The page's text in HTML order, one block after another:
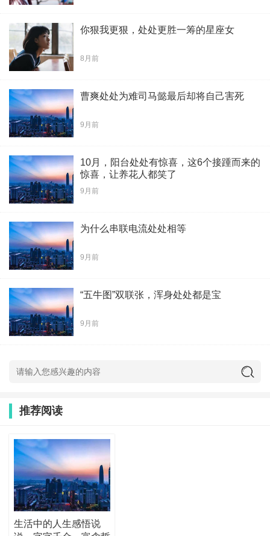
你狠我更狠，处处更胜一筹的星座女
8月前
曹爽处处为难司马懿最后却将自己害死
9月前
10月，阳台处处有惊喜，这6个接踵而来的
惊喜，让养花人都笑了
9月前
为什么串联电流处处相等
9月前
“五牛图”双联张，浑身处处都是宝
9月前
推荐阅读
生活中的人生感悟说